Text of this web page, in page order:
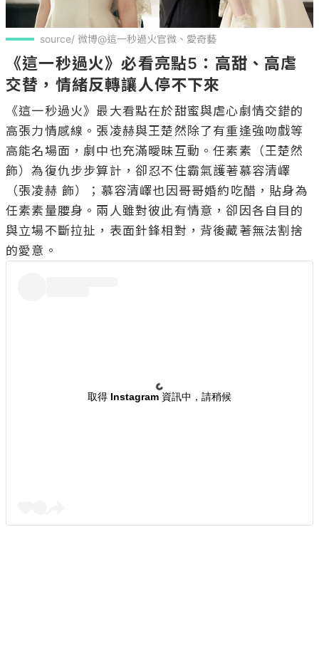
source/ 微博@這一秒過火官微、愛奇藝
《這一秒過火》必看亮點5：高甜、高虐
交替，情緒反轉讓人停不下來
《這一秒過火》最大看點在於甜蜜與虐心劇情交錯的
高張力情感線。張凌赫與王楚然除了有重逢強吻戲等
高能名場面，劇中也充滿曖昧互動。任素素（王楚然
飾）為復仇步步算計，卻忍不住霸氣護著慕容清嶧
（張凌赫 飾）；慕容清嶧也因哥哥婚約吃醋，貼身為
任素素量腰身。兩人雖對彼此有情意，卻因各自目的
與立場不斷拉扯，表面針鋒相對，背後藏著無法割捨
取得 Instagram 資訊中，請稍候